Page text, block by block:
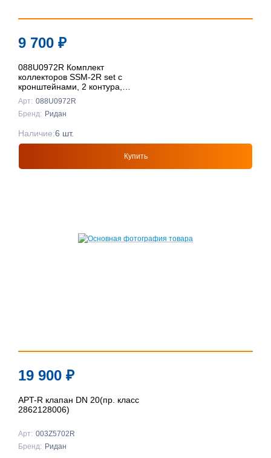
9 700 ₽
088U0972R Комплект
коллекторов SSM-2R set с
кронштейнами, 2 контура,
Ридан
Арт: 088U0972R
Бренд: Ридан
Купить
Наличие:6 шт.
19 900 ₽
APT-R клапан DN 20(пр. класс
2862128006)
Арт: 003Z5702R
Бренд: Ридан